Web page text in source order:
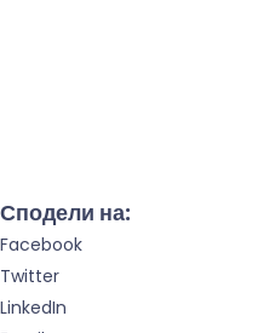
Сподели на:
Facebook
Twitter
LinkedIn